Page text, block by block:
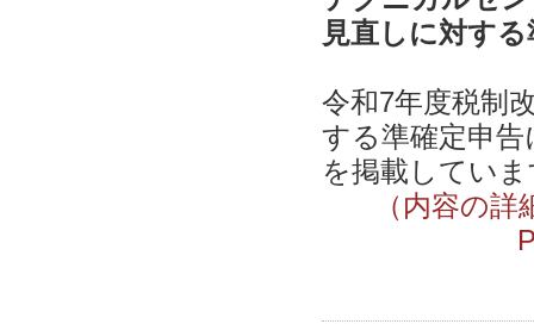
見直しに対す
令和7年度税制
する準確定申
を掲載してい
（内容の